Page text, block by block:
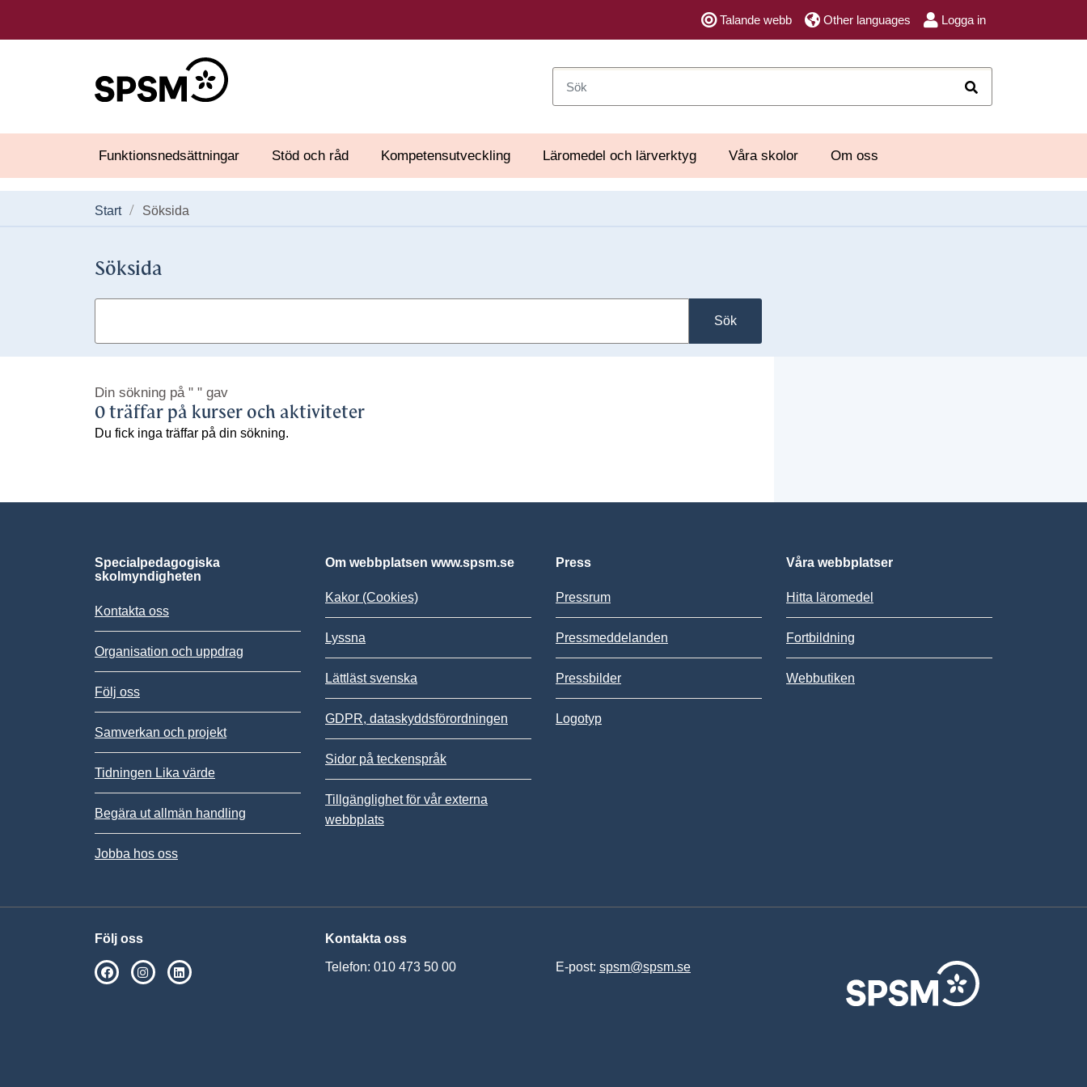
Talande webb Other languages Logga in
Funktionsnedsättningar Stöd och råd Kompetensutveckling Läromedel och lärverktyg Våra skolor Om oss
Start Söksida
Söksida
Sök
Din sökning på " " gav
0 träffar på kurser och aktiviteter
Du fick inga träffar på din sökning.
Specialpedagogiska
skolmyndigheten
Kontakta oss
Organisation och uppdrag
Följ oss
Samverkan och projekt
Tidningen Lika värde
Begära ut allmän handling
Jobba hos oss
Om webbplatsen www.spsm.se
Kakor (Cookies)
Lyssna
Lättläst svenska
GDPR, dataskyddsförordningen
Sidor på teckenspråk
Tillgänglighet för vår externa
webbplats
Press
Pressrum
Pressmeddelanden
Pressbilder
Logotyp
Våra webbplatser
Hitta läromedel
Fortbildning
Webbutiken
Följ oss
SPSM på Facebook
SPSM på Instagram
Kontakta oss
Telefon: 010 473 50 00 E-post: spsm@spsm.se